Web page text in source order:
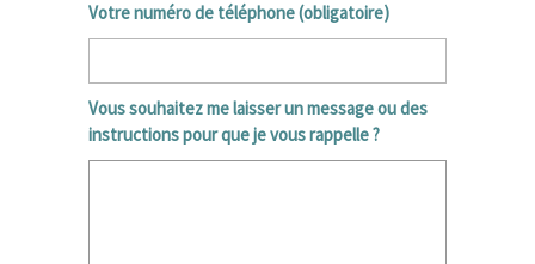
Votre numéro de téléphone (obligatoire)
Vous souhaitez me laisser un message ou des
instructions pour que je vous rappelle ?